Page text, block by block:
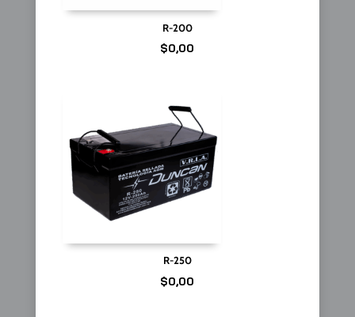
R-200
$0,00
R-250
$0,00